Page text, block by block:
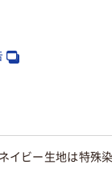
イビー生地は特殊